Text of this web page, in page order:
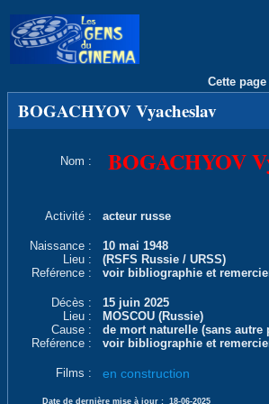
Cette
BOGACHYOV Vyacheslav
Nom : BOGACHYOV
Activité : acteur russe
Naissance :
10 mai 1948
Lieu :
(RSFS Russie / URSS)
Reférence :
voir bibliographie et
Décès :
15 juin 2025
Lieu :
MOSCOU (Russie)
Cause :
de mort naturelle (sans autre
Reférence :
voir bibliographie et
Films : en construction
Date de dernière mise à jour : 18-06-2025